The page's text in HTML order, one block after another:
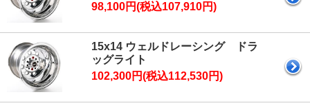
98,100円(税込107,910円)
15x14 ウェルドレーシング ドラ
ッグライト
102,300円(税込112,530円)